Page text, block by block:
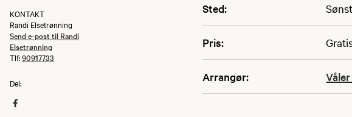
Sted:
Pris:
Arrangør:
KONTAKT
Randi Elsetrønning
Send e-post til Randi
Elsetrønning
Tlf:90917733
Del: